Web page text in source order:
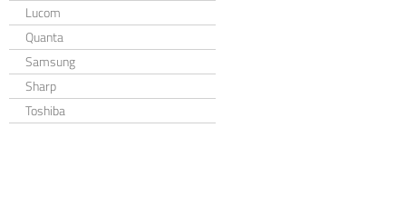
Lucom
Quanta
Samsung
Sharp
Toshiba